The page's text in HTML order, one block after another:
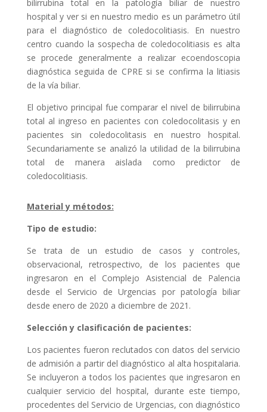
bilirrubina total en la patología biliar de nuestro
hospital y ver si en nuestro medio es un parámetro útil
para el diagnóstico de coledocolitiasis. En nuestro
centro cuando la sospecha de coledocolitiasis es alta
se procede generalmente a realizar ecoendoscopia
diagnóstica seguida de CPRE si se confirma la litiasis
de la vía biliar.
El objetivo principal fue comparar el nivel de bilirrubina
total al ingreso en pacientes con coledocolitasis y en
pacientes sin coledocolitasis en nuestro hospital.
Secundariamente se analizó la utilidad de la bilirrubina
total de manera aislada como predictor de
coledocolitiasis.
Material y métodos:
Tipo de estudio:
Se trata de un estudio de casos y controles,
observacional, retrospectivo, de los pacientes que
ingresaron en el Complejo Asistencial de Palencia
desde el Servicio de Urgencias por patología biliar
desde enero de 2020 a diciembre de 2021.
Selección y clasificación de pacientes:
Los pacientes fueron reclutados con datos del servicio
de admisión a partir del diagnóstico al alta hospitalaria.
Se incluyeron a todos los pacientes que ingresaron en
cualquier servicio del hospital, durante este tiempo,
procedentes del Servicio de Urgencias, con diagnóstico